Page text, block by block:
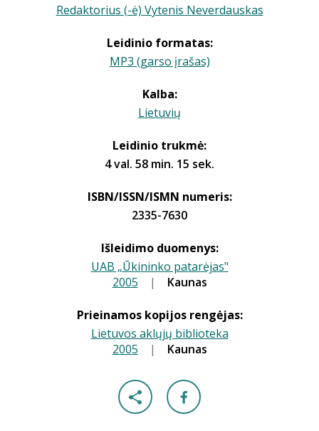
Redaktorius (-ė) Vytenis Neverdauskas
Leidinio formatas:
MP3 (garso įrašas)
Kalba:
Lietuvių
Leidinio trukmė:
4 val. 58 min. 15 sek.
ISBN/ISSN/ISMN numeris:
2335-7630
Išleidimo duomenys:
UAB „Ūkininko patarėjas"
2005 | Kaunas
Prieinamos kopijos rengėjas:
Lietuvos aklųjų biblioteka
2005 | Kaunas